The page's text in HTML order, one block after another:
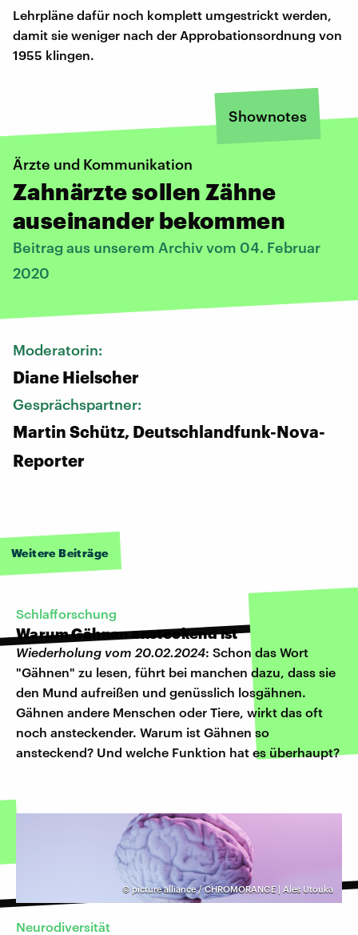
Lehrpläne dafür noch komplett umgestrickt werden,
damit sie weniger nach der Approbationsordnung von
1955 klingen.
Shownotes
Ärzte und Kommunikation
Zahnärzte sollen Zähne
auseinander bekommen
Beitrag aus unserem Archiv vom 04. Februar
2020
Moderatorin:
Diane Hielscher
Gesprächspartner:
Martin Schütz, Deutschlandfunk-Nova-
Reporter
Weitere Beiträge
Schlafforschung
Warum Gähnen ansteckend ist
Wiederholung vom 20.02.2024: Schon das Wort
"Gähnen" zu lesen, führt bei manchen dazu, dass sie
den Mund aufreißen und genüsslich losgähnen.
Gähnen andere Menschen oder Tiere, wirkt das oft
noch ansteckender. Warum ist Gähnen so
ansteckend? Und welche Funktion hat es überhaupt?
©picture alliance / CHROMORANGE | Ales Utouka
Neurodiversität